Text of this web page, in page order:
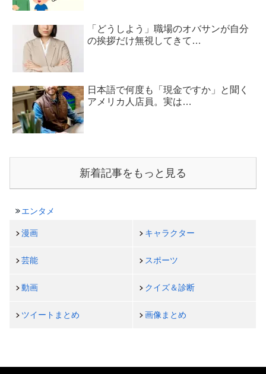
「どうしよう」職場のオバサンが自分
の挨拶だけ無視してきて…
日本語で何度も「現金ですか」と聞く
アメリカ人店員。実は…
新着記事をもっと見る
エンタメ
漫画 キャラクター
芸能 スポーツ
動画 クイズ＆診断
ツイートまとめ 画像まとめ